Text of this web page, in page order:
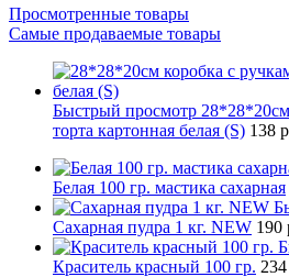
Просмотренные товары
Самые продаваемые товары
Быстрый просмотр
торта картонная белая (S) 138
Белая 100 гр. мастика сахарная
Сахарная пудра 1 кг. NEW 190
Краситель красный 100 гр.